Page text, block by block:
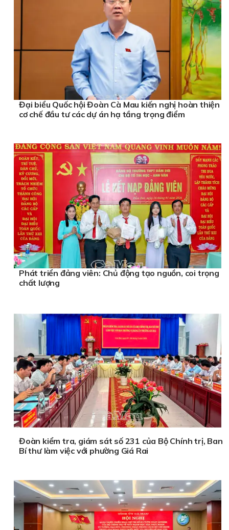
Đại biểu Quốc hội Đoàn Cà Mau kiến nghị hoàn thiện
cơ chế đầu tư các dự án hạ tầng trọng điểm
Phát triển đảng viên: Chủ động tạo nguồn, coi trọng
chất lượng
Đoàn kiểm tra, giám sát số 231 của Bộ Chính trị, Ban
Bí thư làm việc với phường Giá Rai